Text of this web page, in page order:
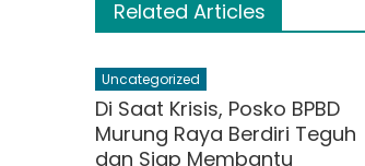
Related Articles
Uncategorized
Di Saat Krisis, Posko BPBD
Murung Raya Berdiri Teguh
dan Siap Membantu